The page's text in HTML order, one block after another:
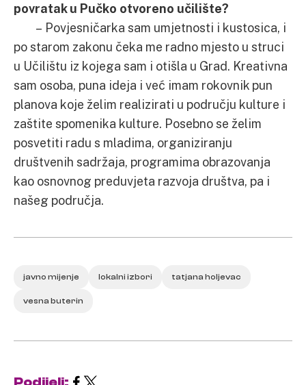
povratak u Pučko otvoreno učilište?
– Povjesničarka sam umjetnosti i kustosica, i
po starom zakonu čeka me radno mjesto u struci
u Učilištu iz kojega sam i otišla u Grad. Kreativna
sam osoba, puna ideja i već imam rokovnik pun
planova koje želim realizirati u području kulture i
zaštite spomenika kulture. Posebno se želim
posvetiti radu s mladima, organiziranju
društvenih sadržaja, programima obrazovanja
kao osnovnog preduvjeta razvoja društva, pa i
našeg područja.
javno mijenje lokalni izbori tatjana holjevac
vesna buterin